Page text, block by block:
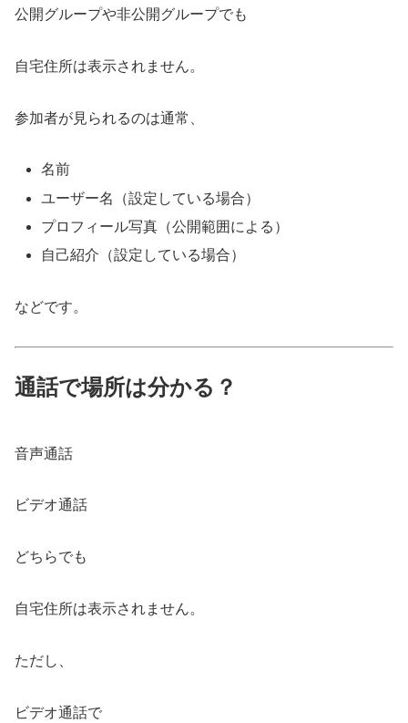
公開グループや非公開グループでも
自宅住所は表示されません。
参加者が見られるのは通常、
名前
ユーザー名（設定している場合）
プロフィール写真（公開範囲による）
自己紹介（設定している場合）
などです。
通話で場所は分かる？
音声通話
ビデオ通話
どちらでも
自宅住所は表示されません。
ただし、
ビデオ通話で